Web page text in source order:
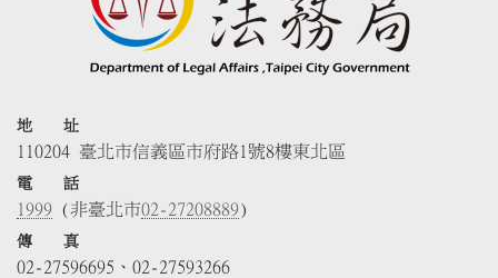
地 址
110204 臺北市信義區市府路1號8樓東北區
電 話
1999 (非臺北市02-27208889)
傳 真
02-27596695、02-27593266